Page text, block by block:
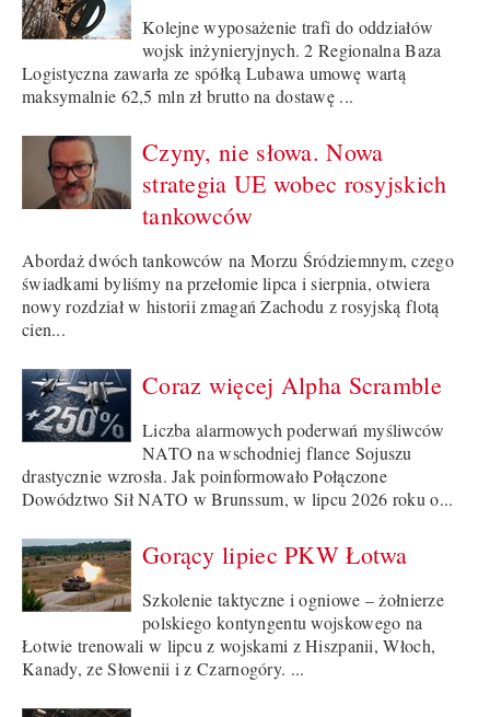
Kolejne wyposażenie trafi do oddziałów
wojsk inżynieryjnych. 2 Regionalna Baza
Logistyczna zawarła ze spółką Lubawa umowę wartą
maksymalnie 62,5 mln zł brutto na dostawę ...
Czyny, nie słowa. Nowa
strategia UE wobec rosyjskich
tankowców
Abordaż dwóch tankowców na Morzu Śródziemnym, czego
świadkami byliśmy na przełomie lipca i sierpnia, otwiera
nowy rozdział w historii zmagań Zachodu z rosyjską flotą
cien...
Coraz więcej Alpha Scramble
Liczba alarmowych poderwań myśliwców
NATO na wschodniej flance Sojuszu
drastycznie wzrosła. Jak poinformowało Połączone
Dowództwo Sił NATO w Brunssum, w lipcu 2026 roku o...
Gorący lipiec PKW Łotwa
Szkolenie taktyczne i ogniowe – żołnierze
polskiego kontyngentu wojskowego na
Łotwie trenowali w lipcu z wojskami z Hiszpanii, Włoch,
Kanady, ze Słowenii i z Czarnogóry. ...